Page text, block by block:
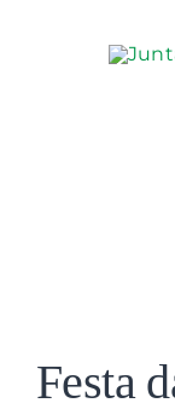
Larger
Image
Festa